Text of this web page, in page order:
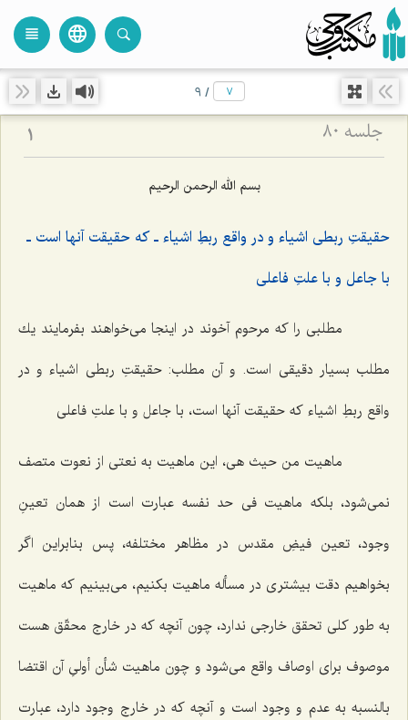
language
view_headline
/
9
جلسه ۸۰ 1
بسم الله الرحمن الرحیم
حقیقتِ ربطى اشیاء و در واقع ربطِ اشیاء ـ كه حقیقت آنها است ـ
با جاعل و با علتِ فاعلى
مطلبى را كه مرحوم آخوند در اینجا مى‌خواهند بفرمایند یك
مطلب بسیار دقیقى است. و آن مطلب: حقیقتِ ربطى اشیاء و در
واقع ربطِ اشیاء كه حقیقت آنها است، با جاعل و با علتِ فاعلى
ماهیت من حیث هى، این ماهیت به نعتى از نعوت متصف
نمى‌شود، بلكه ماهیت فى حد نفسه عبارت است از همان تعینِ
وجود، تعین فیضِ مقدس در مظاهر مختلفه، پس بنابراین اگر
بخواهیم دقت بیشترى در مسأله ماهیت بكنیم، مى‌بینیم كه ماهیت
به طور كلى تحقق خارجى ندارد، چون آنچه كه در خارج محقّق هست
موصوف براى اوصاف واقع مى‌شود و چون ماهیت شأن أولىِ آن اقتضا
بالنسبه به عدم و وجود است و آنچه كه در خارج وجود دارد، عبارت